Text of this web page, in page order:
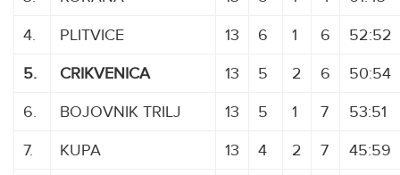
4.
PLITVICE 13 6 1 6
52:52
5.
CRIKVENICA 13 5 2 6
50:54
6.
BOJOVNIK TRILJ 13 5 1 7
53:51
7.
KUPA 13 4 2 7
45:59